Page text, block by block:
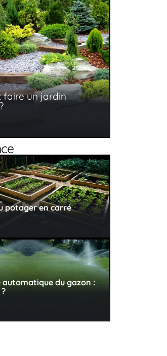
faire un jardin
potager en carré
automatique du gazon :